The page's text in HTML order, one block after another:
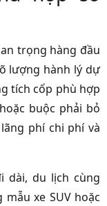
trọng hàng đầu
lượng hành lý dự
tích cốp phù hợp
buộc phải bỏ
phí chi phí và
dài, du lịch cùng
xe SUV hoặc